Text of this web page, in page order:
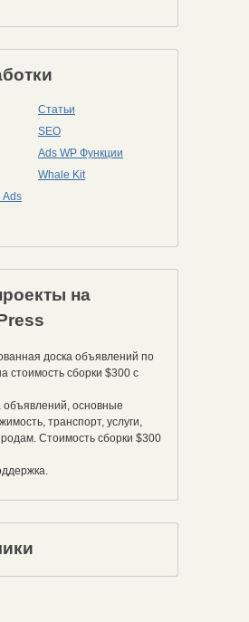
Статьи
SEO
Ads WP Функции
Whale Kit
Ads
на
доска объявлений по
стоимость сборки $300 с
объявлений, основные
транспорт, услуги,
Стоимость сборки $300